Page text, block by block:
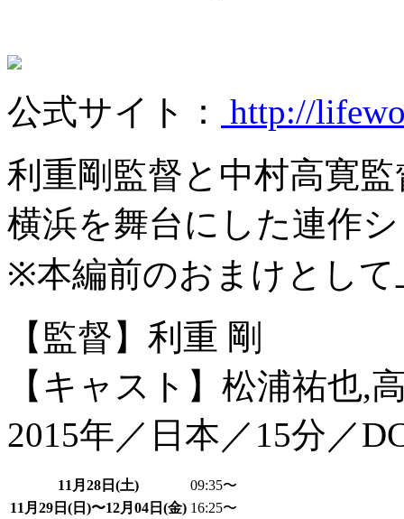
公式サイト：
http://
利重剛監督と中村高寛
横浜を舞台にした連作
※本編前のおまけとして
【監督】利重 剛
【キャスト】松浦祐也,
2015年／日本／15分／
11月28日(土)
09:35〜
11月29日(日)〜12月04日(金) 16:25〜